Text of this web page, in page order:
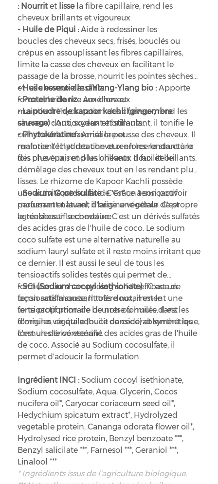
: Nourritetlissela fibre capillaire, rend les
cheveux brillants et vigoureux
- Huile de Piqui :Aide à redessiner les
boucles des cheveux secs, frisés, bouclés ou
crépus en assouplissant les fibres capillaires,
limite la casse des cheveux en facilitant le
passage de la brosse, nourrit les pointes sèches
et les cheveux cassants.
- Proteine de riz :Améliore et
maintient l'hydratation des cheveux, rend les
cheveux doux, soyeux et brillants..
- Phytokératine :Améliore et
maintient l'hydratation et renforce la structure
des cheveux, rend les cheveux doux et brillants.
- Huile essentielle d'Ylang-Ylang bio :Apporte
force et brillance aux cheveux.
- La poudre de kapoor kachli (gingembre
sauvage) :Antioxydant et stimulant, il tonifie le
cuir chevelu et favorise la pousse des cheveux. Il
renforce l'éclat des cheveux en les rendant à la
fois plus épais et plus brillants. Il facilite le
démêlage des cheveux tout en les rendant plus
lisses. Le rhizome de Kapoor Kachli possède
une activité pédiculicide. Grâce à son pouvoir
parfumant naturel, il laisse une odeur de propre
agréable sur la chevelure.
-Sodium Coco-sulfate :C'est un tensioactif
moussant et lavant d'origine végétale. C'est
le tensioactif secondaire. C'est un dérivés sulfatés
des acides gras de l'huile de coco. Le sodium
coco sulfate est une alternative naturelle au
sodium lauryl sulfate et il reste moins irritant que
ce dernier. Il est aussi le seul de tous les
tensioactifs solides testés qui permet de
formuler un shampooing solide efficace de
façon satisfaisante. Il tolère notamment une
forte proportion de beurres ou huiles dans les
formules, ce qui adoucit considérablement les
formules le contenant.
-SCI (Sodium cocoyl isethionate) :C'est un
tensioactif moussant très doux, il est le
tensioactif primaire de notre formule. Il est
d'origine végétale (huile de coco) et synthétique,
c'est un dérivé estérifié des acides gras de l'huile
de coco. Associé au Sodium cocosulfate, il
permet d'adoucir la formulation.
Ingrédient INCI : Sodium cocoyl isethionate,
Sodium cocosulfate, Aqua, Glycerin, Cocos
nucifera oil*, Caryocar coriaceum seed oil*,
Hedychium spicatum extract*, Hydrolyzed
vegetable protein, Cananga odorata flower oil*,
Hydrolysed rice protein, Benzyl benzoate ***,
Benzyl salicilate ***, Farnesol ***, Geraniol ***,
Linalool ***
* Ingrédients issus de l'agriculture biologique.